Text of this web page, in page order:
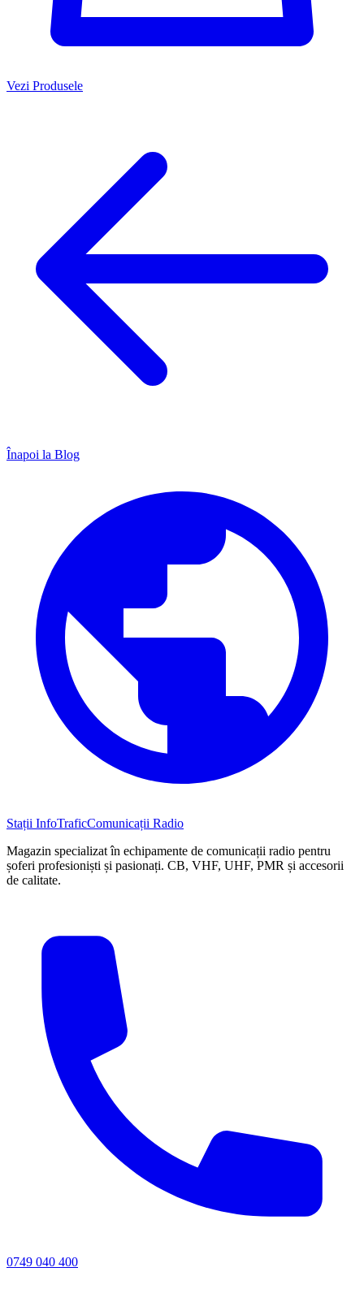
Vezi Produsele
Înapoi la Blog
Stații InfoTraficComunicații Radio
Magazin specializat în echipamente de comunicații radio pentru
șoferi profesioniști și pasionați. CB, VHF, UHF, PMR și accesorii
de calitate.
0749 040 400